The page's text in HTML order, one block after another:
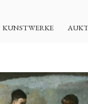
KUNSTWERKE